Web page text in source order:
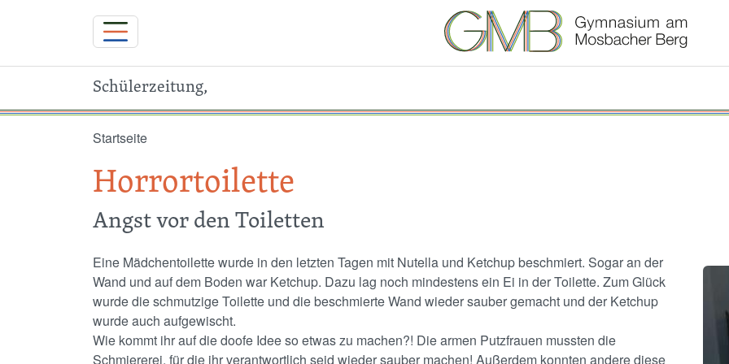
Schülerzeitung,
Startseite
Horrortoilette
Angst vor den Toiletten
Eine Mädchentoilette wurde in den letzten Tagen mit Nutella und Ketchup beschmiert. Sogar an der
Wand und auf dem Boden war Ketchup. Dazu lag noch mindestens ein Ei in der Toilette. Zum Glück
wurde die schmutzige Toilette und die beschmierte Wand wieder sauber gemacht und der Ketchup
wurde auch aufgewischt.
Wie kommt ihr auf die doofe Idee so etwas zu machen?! Die armen Putzfrauen mussten die
Schmiererei, für die ihr verantwortlich seid wieder sauber machen! Außerdem konnten andere diese